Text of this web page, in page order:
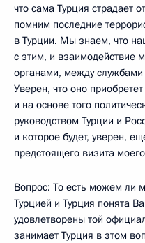
что сама Турция страдает
помним последние
в Турции. Мы знаем, что
с этим, и взаимодействие
органами, между службами
Уверен, что оно
и на основе того
руководством Турции и
и которое будет, уверен,
предстоящего визита
Вопрос: То есть можем ли
Турцией и Турция понята
удовлетворены той
занимает Турция в этом